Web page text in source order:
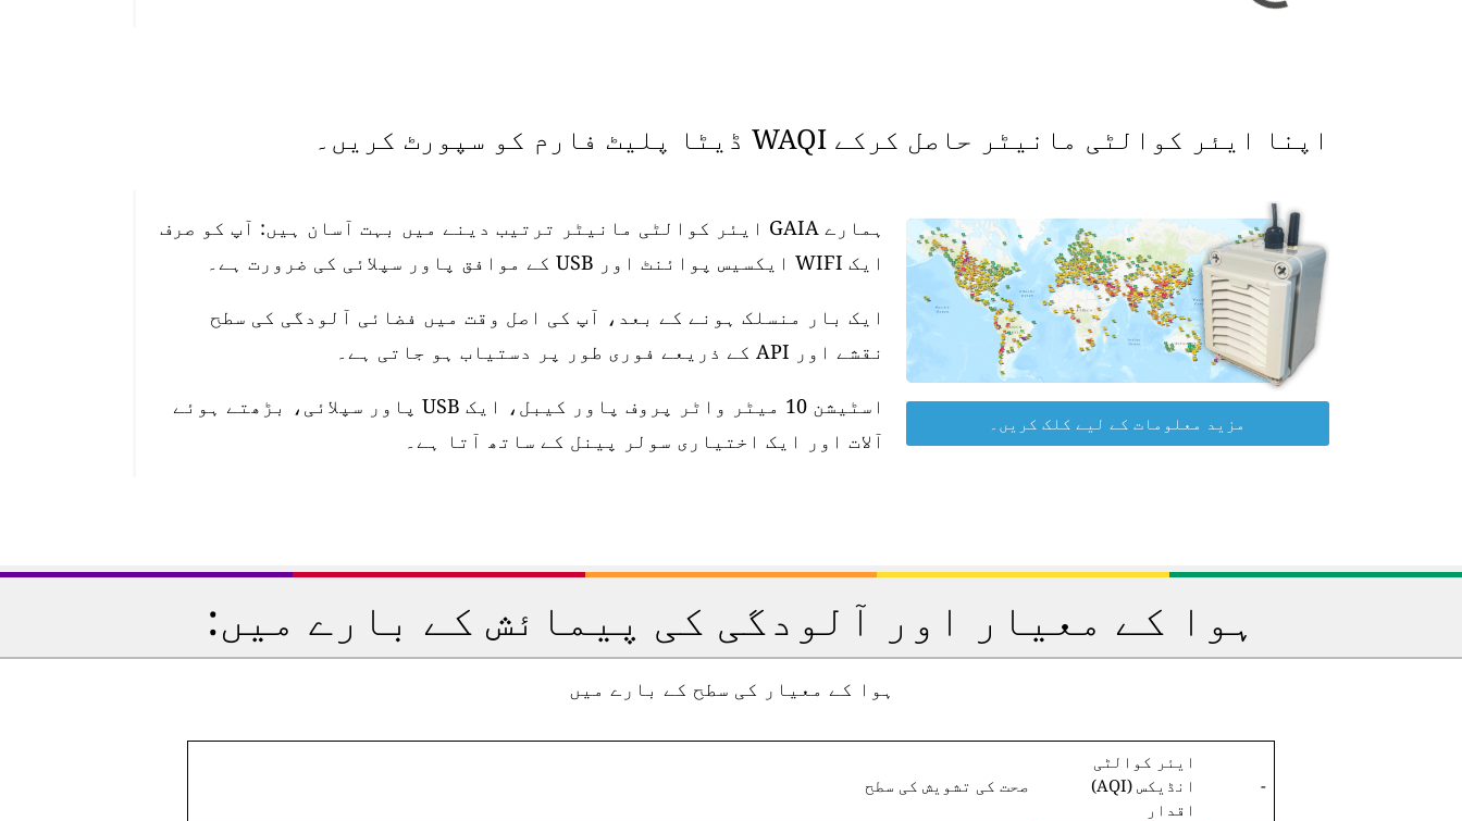
اپنا ایئر کوالٹی مانیٹر حاصل کرکے WAQI ڈیٹا پلیٹ فارم کو سپورٹ کریں۔
ہمارے GAIA ایئر کوالٹی مانیٹر ترتیب دینے میں بہت آسان ہیں: آپ کو صرف
ایک WIFI ایکسیس پوائنٹ اور USB کے موافق پاور سپلائی کی ضرورت ہے۔
ایک بار منسلک ہونے کے بعد، آپ کی اصل وقت میں فضائی آلودگی کی سطح
نقشے اور API کے ذریعے فوری طور پر دستیاب ہو جاتی ہے۔
اسٹیشن 10 میٹر واٹر پروف پاور کیبل، ایک USB پاور سپلائی، بڑھتے ہوئے
آلات اور ایک اختیاری سولر پینل کے ساتھ آتا ہے۔
مزید معلومات کے لیے کلک کریں۔
ہوا کے معیار اور آلودگی کی پیمائش کے بارے میں:
ہوا کے معیار کی سطح کے بارے میں
-
ایئر کوالٹی
انڈیکس (AQI)
اقدار
صحت کی تشویش کی سطح